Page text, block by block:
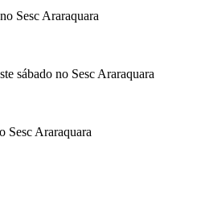
Sesc Araraquara
sábado no Sesc Araraquara
Sesc Araraquara